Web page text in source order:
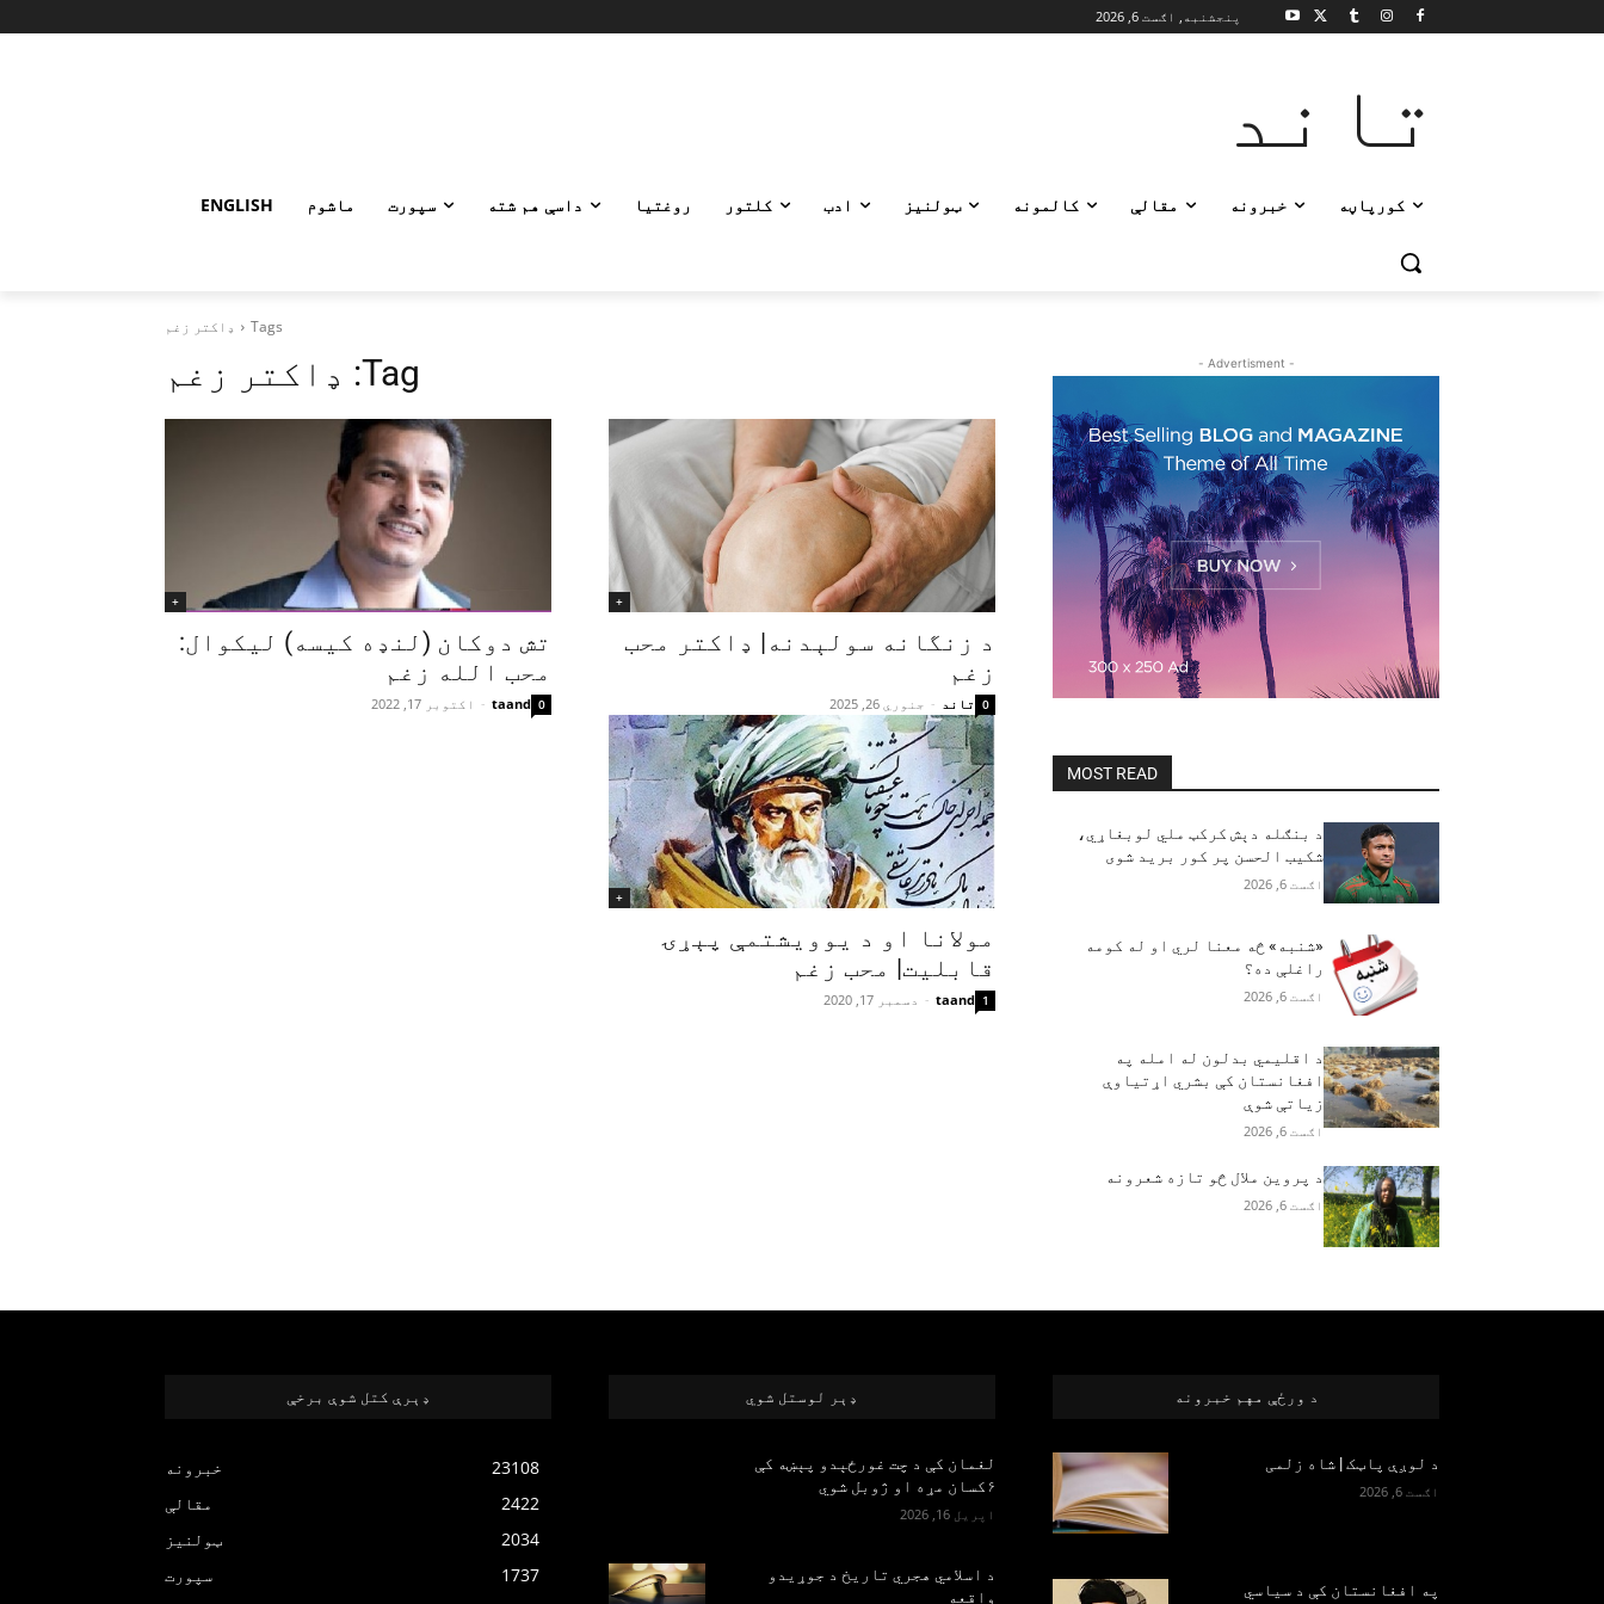
پنجشنبه, اګست 6, 2026
تاند
کورپاڼه خبرونه مقالې کالمونه ټولنیز ادب کلتور روغتیا داسې هم شته سپورت ماشوم ENGLISH
Tags ډاکتر زغم
Tag: ډاکتر زغم
+
د زنگانه سولېدنه| ډاکتر محب
زغم
تاند - جنوري 26, 2025 0
+
تش دوکان (لنډه کیسه) لیکوال:
محب الله زغم
taand
- اکتوبر 17, 2022 0
+
مولانا او د یوویشتمې پېړۍ
قابلیت| محب زغم
taand
- دسمبر 17, 2020 1
- Advertisment -
MOST READ
د بنګله دېش کرکټ ملي لوبغاړي،
شکیب الحسن پر کور برید شوی
اګست 6, 2026
«شنبه» څه معنا لري او له کومه
راغلې ده؟
اګست 6, 2026
د اقلیمي بدلون له امله په
افغانستان کې بشري اړتیاوې
زیاتې شوې
اګست 6, 2026
د پروین ملال څو تازه شعرونه
اګست 6, 2026
ډېرې کتل شوې برخې
خبرونه
23108
مقالې
2422
ټولنیز
2034
سپورت
1737
ډېر لوستل شوي
لغمان کې د چت غورځېدو پېښه کې
۶کسان مړه او ژوبل شوي
اپریل 16, 2026
د اسلامي هجري تاریخ د جوړیدو
واقعه
د ورځې مهم خبرونه
د لوږې پاټک | شاه زلمی
اګست 6, 2026
په افغانستان کې د سياسي